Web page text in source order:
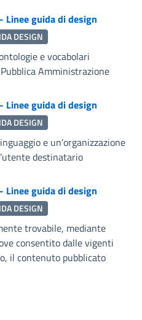
Linee guida di design
DESIGN
e vocabolari
Amministrazione
Linee guida di design
DESIGN
e un’organizzazione
destinatario
Linee guida di design
DESIGN
trovabile, mediante
consentito dalle vigenti
il contenuto pubblicato